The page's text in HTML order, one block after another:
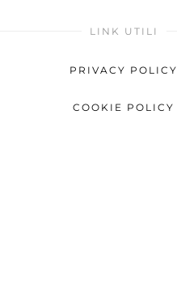
LINK UTILI
PRIVACY POLICY
COOKIE POLICY